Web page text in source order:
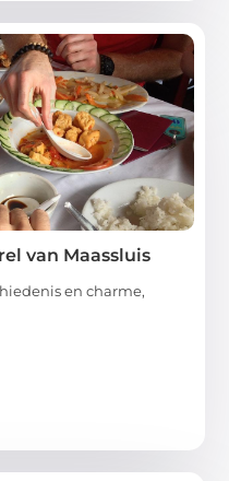
van Maassluis
en charme,